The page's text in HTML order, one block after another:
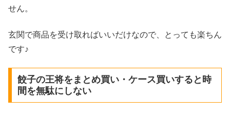
せん。
玄関で商品を受け取ればいいだけなので、とっても楽ちん
です♪
餃子の王将をまとめ買い・ケース買いすると時
間を無駄にしない